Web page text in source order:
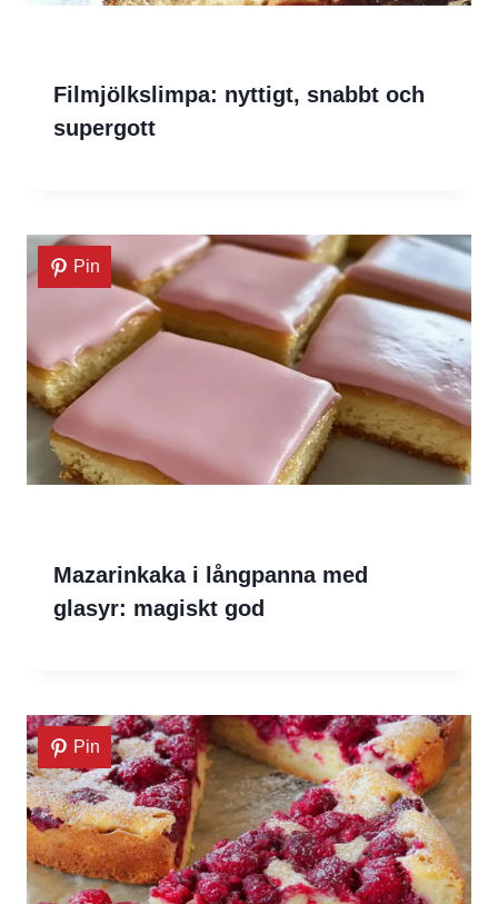
Filmjölkslimpa: nyttigt, snabbt och
supergott
Pin
Mazarinkaka i långpanna med
glasyr: magiskt god
Pin